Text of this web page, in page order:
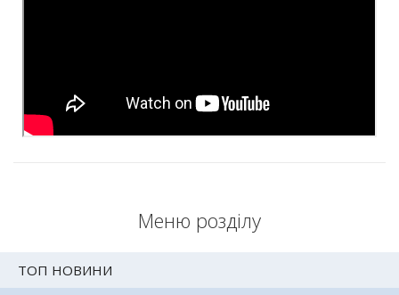
Меню розділу
ТОП НОВИНИ